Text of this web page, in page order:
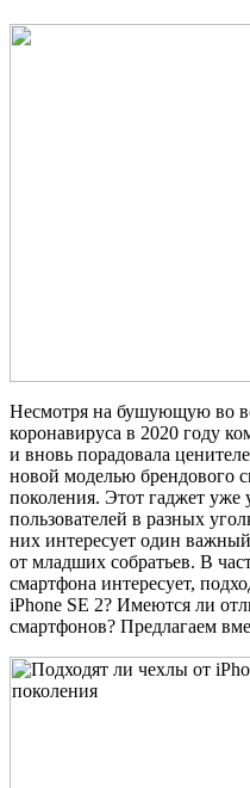
Несмотря на бушующую во
коронавируса в 2020 году
и вновь порадовала
новой моделью брендового
поколения. Этот гаджет уже
пользователей в разных
них интересует один
от младших собратьев. В
смартфона интересует,
iPhone SE 2? Имеются ли
смартфонов? Предлагаем